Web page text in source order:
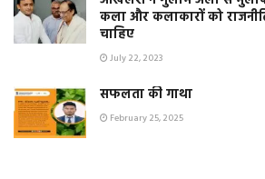
कला और कलाकारों को
चाहिए
July 22, 2023
सफलता की गाथा
February 25, 2025